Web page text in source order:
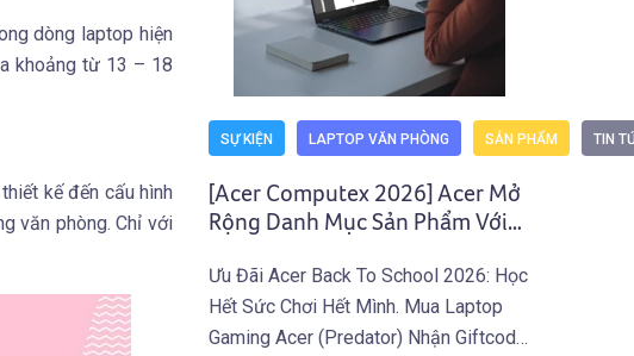
dòng laptop hiện
khoảng từ 13 – 18
kế đến cấu hình
văn phòng. Chỉ với
SỰ KIỆN LAPTOP VĂN PHÒNG SẢN PHẨM TIN
[Acer Computex 2026] Acer Mở
Rộng Danh Mục Sản Phẩm Với
Xử Lý Snapdragon Thế Hệ Mới
Nhất
Ưu Đãi Acer Back To School 2026: Học
Hết Sức Chơi Hết Mình. Mua Laptop
Gaming Acer (Predator) Nhận Giftcode